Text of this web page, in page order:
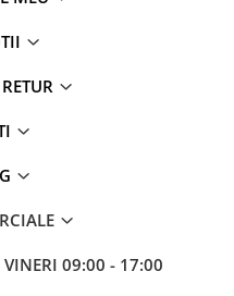
VINERI 09:00 - 17:00